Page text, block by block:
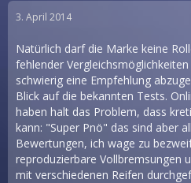
3. April 2014
Natürlich darf die Marke keine
fehlender
schwierig eine Empfehlung
Blick auf die bekannten Tests.
haben halt das Problem, dass
kann: "Super Pnö" das sind aber
Bewertungen, ich wage zu
reproduzierbare Vollbremsungen
mit verschiedenen Reifen